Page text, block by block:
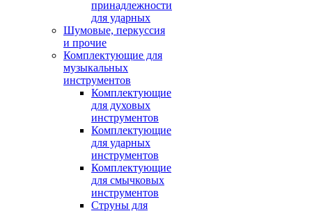
принадлежности
для ударных
Шумовые, перкуссия
и прочие
Комплектующие для
музыкальных
инструментов
Комплектующие
для духовых
инструментов
Комплектующие
для ударных
инструментов
Комплектующие
для смычковых
инструментов
Струны для